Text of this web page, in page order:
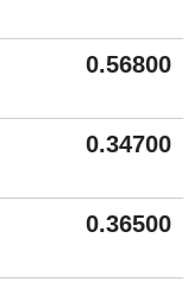
0.56800
0.34700
0.36500